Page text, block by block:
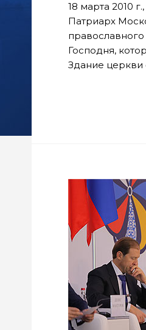
18 марта 2010
Патриарх
Господня,
Здание церкви